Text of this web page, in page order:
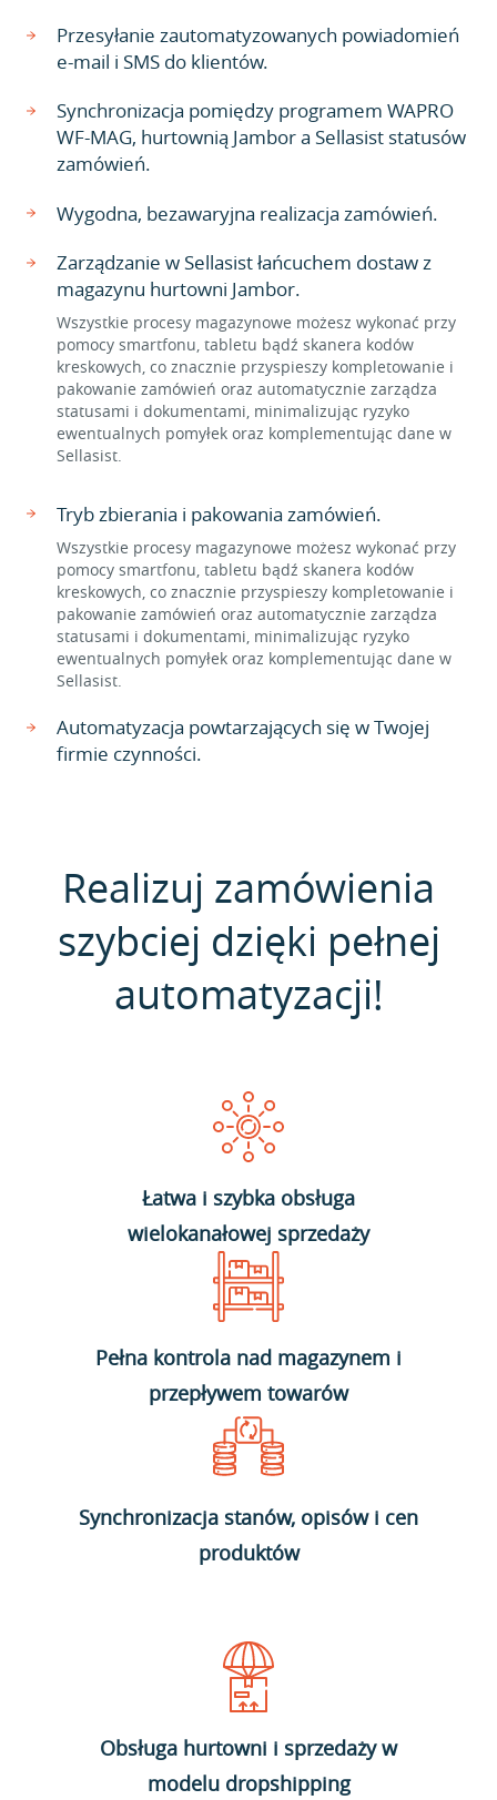
Przesyłanie zautomatyzowanych powiadomień
e-mail i SMS do klientów.
Synchronizacja pomiędzy programem WAPRO
WF-MAG, hurtownią Jambor a Sellasist statusów
zamówień.
Wygodna, bezawaryjna realizacja zamówień.
Zarządzanie w Sellasist łańcuchem dostaw z
magazynu hurtowni Jambor.
Wszystkie procesy magazynowe możesz wykonać przy
pomocy smartfonu, tabletu bądź skanera kodów
kreskowych, co znacznie przyspieszy kompletowanie i
pakowanie zamówień oraz automatycznie zarządza
statusami i dokumentami, minimalizując ryzyko
ewentualnych pomyłek oraz komplementując dane w
Sellasist.
Tryb zbierania i pakowania zamówień.
Wszystkie procesy magazynowe możesz wykonać przy
pomocy smartfonu, tabletu bądź skanera kodów
kreskowych, co znacznie przyspieszy kompletowanie i
pakowanie zamówień oraz automatycznie zarządza
statusami i dokumentami, minimalizując ryzyko
ewentualnych pomyłek oraz komplementując dane w
Sellasist.
Automatyzacja powtarzających się w Twojej
firmie czynności.
Realizuj zamówienia
szybciej dzięki pełnej
automatyzacji!
Łatwa i szybka obsługa
wielokanałowej sprzedaży
Pełna kontrola nad magazynem i
przepływem towarów
Synchronizacja stanów, opisów i cen
produktów
Obsługa hurtowni i sprzedaży w
modelu dropshipping